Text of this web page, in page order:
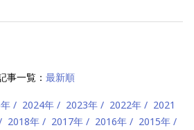
事一覧： 最新順
2024年 2023年 2022年
2021
2018年 2017年 2016年
2015年